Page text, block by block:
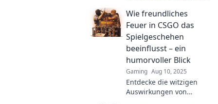
teammate becomes your
biggest enemy. Uncover
tips to conquer the
chaos!
Wie freundliches
Feuer in CSGO das
Spielgeschehen
beeinflusst – ein
humorvoller Blick
Gaming Aug 10, 2025
Entdecke die witzigen
Auswirkungen von